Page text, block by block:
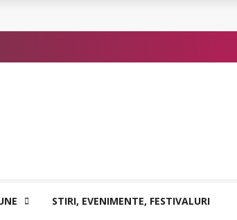
vindeca
STIRI, EVENIMENTE, FESTIVALURI